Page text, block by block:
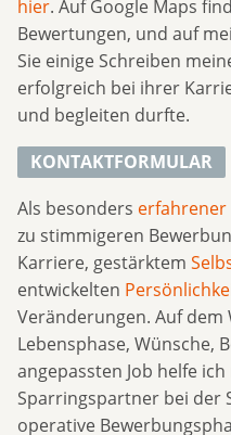
hier. Auf Google Maps
Bewertungen, und auf
Sie einige Schreiben
erfolgreich bei ihrer
und begleiten durfte.
KONTAKTFORMULAR
Als besonders erfahrener
zu stimmigeren
Karriere, gestärktem
entwickelten
Veränderungen. Auf dem
Lebensphase, Wünsche,
angepassten Job helfe
Sparringspartner bei der
operative